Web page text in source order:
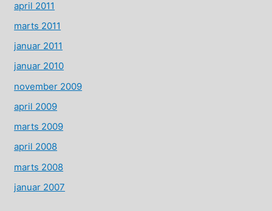
april 2011
marts 2011
januar 2011
januar 2010
november 2009
april 2009
marts 2009
april 2008
marts 2008
januar 2007